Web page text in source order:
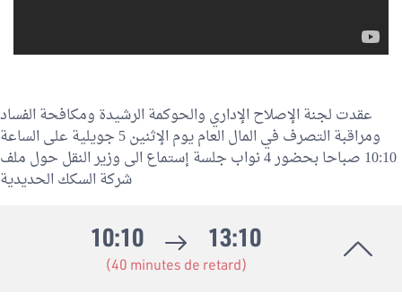
عقدت لجنة الإصلاح الإداري والحوكمة الرشيدة ومكافحة الفساد
ومراقبة التصرف في المال العام يوم الإثنين 5 جويلية على الساعة
10:10 صباحا بحضور 4 نواب جلسة إستماع الى وزير النقل حول ملف
شركة السكك الحديدية
10:10 13:10
(40 minutes de retard)